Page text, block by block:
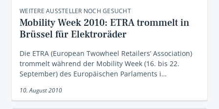
WEITERE AUSSTELLER NOCH GESUCHT
Mobility Week 2010: ETRA trommelt in
Brüssel für Elektroräder
Die ETRA (European Twowheel Retailers’ Association)
trommelt während der Mobility Week (16. bis 22.
September) des Europäischen Parlaments i…
10. August 2010